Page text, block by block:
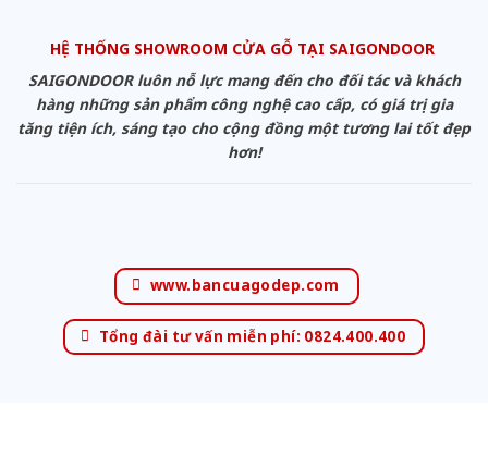
HỆ THỐNG SHOWROOM CỬA GỖ TẠI SAIGONDOOR
SAIGONDOOR luôn nỗ lực mang đến cho đối tác và khách
hàng những sản phẩm công nghệ cao cấp, có giá trị gia
tăng tiện ích, sáng tạo cho cộng đồng một tương lai tốt đẹp
hơn!
www.bancuagodep.com
Tổng đài tư vấn miễn phí: 0824.400.400